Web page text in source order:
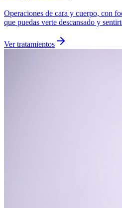
Operaciones de cara y cuerpo, con
que puedas verte descansado y
Ver tratamientos